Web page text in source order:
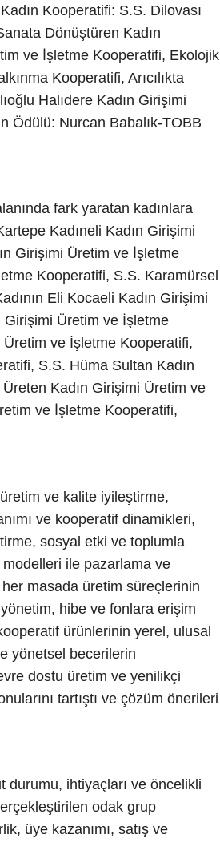
Kooperatifi: S.S. Dilovası
Dönüştüren Kadın
ve İşletme Kooperatifi, Ekolojik
Kooperatifi, Arıcılıkta
Halıdere Kadın Girişimi
Ödülü: Nurcan Babalık-TOBB
fark yaratan kadınlara
Kadıneli Kadın Girişimi
Girişimi Üretim ve İşletme
Kooperatifi, S.S. Karamürsel
Eli Kocaeli Kadın Girişimi
Üretim ve İşletme
ve İşletme Kooperatifi,
S.S. Hüma Sultan Kadın
Kadın Girişimi Üretim ve
ve İşletme Kooperatifi,
ve kalite iyileştirme,
ve kooperatif dinamikleri,
sosyal etki ve toplumla
ile pazarlama ve
her masada üretim süreçlerinin
hibe ve fonlara erişim
ürünlerinin yerel, ulusal
yönetsel becerilerin
dostu üretim ve yenilikçi
tartıştı ve çözüm önerileri
durumu, ihtiyaçları ve öncelikli
odak grup
üye kazanımı, satış ve